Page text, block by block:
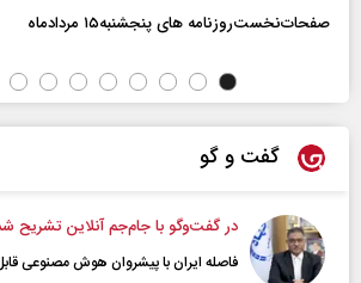
صفحات‌نخست‌روزنامه ها‌ی پنجشنبه‌۱۵ مردادماه
گفت و گو
در گفت‌و‌گو با جام‌جم آنلاین تشریح
فاصله ایران با پیشرو‌ان هوش مصنوعی